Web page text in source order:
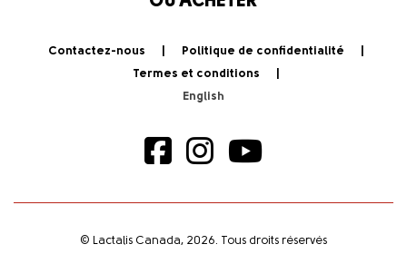
Contactez-nous
Politique de confidentialité
Termes et conditions
© Lactalis Canada, 2026. Tous droits réservés